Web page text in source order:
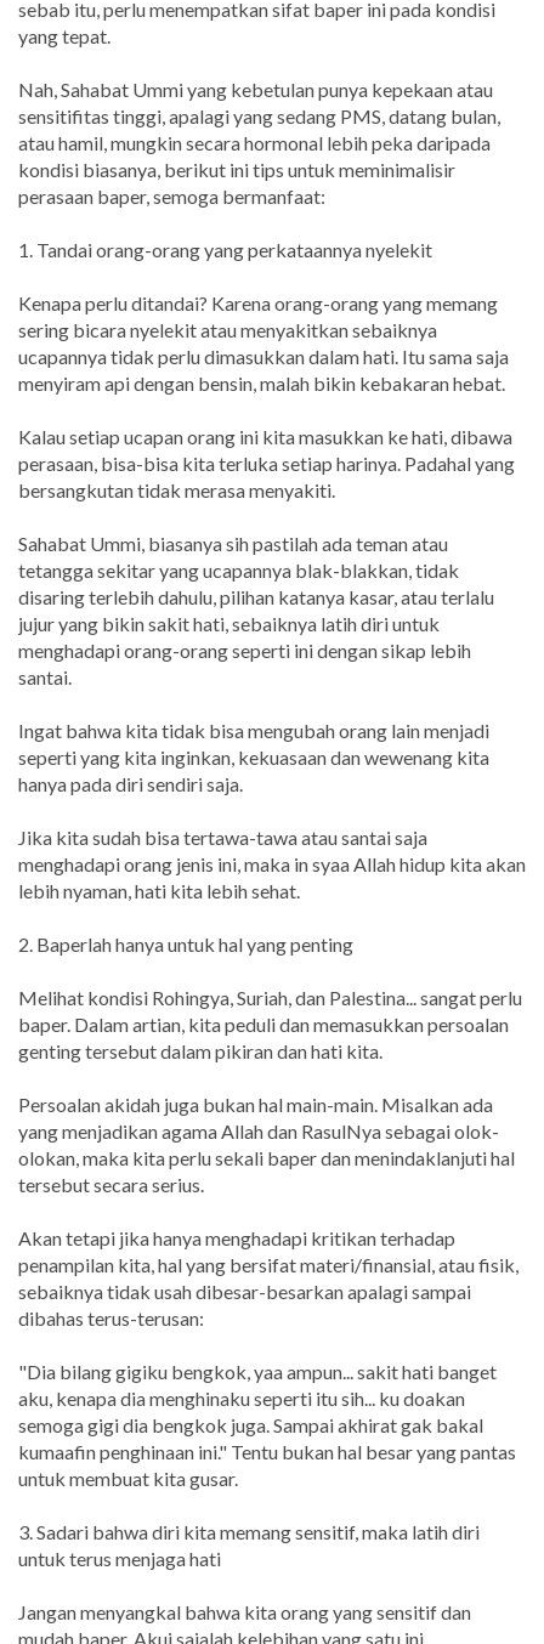
sebab itu, perlu menempatkan sifat baper ini pada kondisi
yang tepat.
Nah, Sahabat Ummi yang kebetulan punya kepekaan atau
sensitifitas tinggi, apalagi yang sedang PMS, datang bulan,
atau hamil, mungkin secara hormonal lebih peka daripada
kondisi biasanya, berikut ini tips untuk meminimalisir
perasaan baper, semoga bermanfaat:
1. Tandai orang-orang yang perkataannya nyelekit
Kenapa perlu ditandai? Karena orang-orang yang memang
sering bicara nyelekit atau menyakitkan sebaiknya
ucapannya tidak perlu dimasukkan dalam hati. Itu sama saja
menyiram api dengan bensin, malah bikin kebakaran hebat.
Kalau setiap ucapan orang ini kita masukkan ke hati, dibawa
perasaan, bisa-bisa kita terluka setiap harinya. Padahal yang
bersangkutan tidak merasa menyakiti.
Sahabat Ummi, biasanya sih pastilah ada teman atau
tetangga sekitar yang ucapannya blak-blakkan, tidak
disaring terlebih dahulu, pilihan katanya kasar, atau terlalu
jujur yang bikin sakit hati, sebaiknya latih diri untuk
menghadapi orang-orang seperti ini dengan sikap lebih
santai.
Ingat bahwa kita tidak bisa mengubah orang lain menjadi
seperti yang kita inginkan, kekuasaan dan wewenang kita
hanya pada diri sendiri saja.
Jika kita sudah bisa tertawa-tawa atau santai saja
menghadapi orang jenis ini, maka in syaa Allah hidup kita akan
lebih nyaman, hati kita lebih sehat.
2. Baperlah hanya untuk hal yang penting
Melihat kondisi Rohingya, Suriah, dan Palestina... sangat perlu
baper. Dalam artian, kita peduli dan memasukkan persoalan
genting tersebut dalam pikiran dan hati kita.
Persoalan akidah juga bukan hal main-main. Misalkan ada
yang menjadikan agama Allah dan RasulNya sebagai olok-
olokan, maka kita perlu sekali baper dan menindaklanjuti hal
tersebut secara serius.
Akan tetapi jika hanya menghadapi kritikan terhadap
penampilan kita, hal yang bersifat materi/finansial, atau fisik,
sebaiknya tidak usah dibesar-besarkan apalagi sampai
dibahas terus-terusan:
"Dia bilang gigiku bengkok, yaa ampun... sakit hati banget
aku, kenapa dia menghinaku seperti itu sih... ku doakan
semoga gigi dia bengkok juga. Sampai akhirat gak bakal
kumaafin penghinaan ini." Tentu bukan hal besar yang pantas
untuk membuat kita gusar.
3. Sadari bahwa diri kita memang sensitif, maka latih diri
untuk terus menjaga hati
Jangan menyangkal bahwa kita orang yang sensitif dan
mudah baper. Akui sajalah kelebihan yang satu ini.